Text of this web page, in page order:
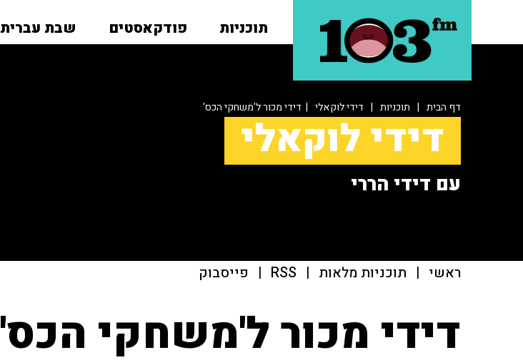
תוכניות פודקאסטים שבת עברית
דף הבית | תוכניות | דידי לוקאלי | דידי מכור ל'משחקי הכס'
דידי לוקאלי
עם דידי הררי
ראשי | תוכניות מלאות |
RSS
| פייסבוק
דידי מכור ל'משחקי הכס'